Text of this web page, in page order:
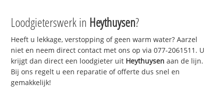
Loodgieterswerk in Heythuysen?
Heeft u lekkage, verstopping of geen warm water? Aarzel
niet en neem direct contact met ons op via 077-2061511. U
krijgt dan direct een loodgieter uit Heythuysen aan de lijn.
Bij ons regelt u een reparatie of offerte dus snel en
gemakkelijk!